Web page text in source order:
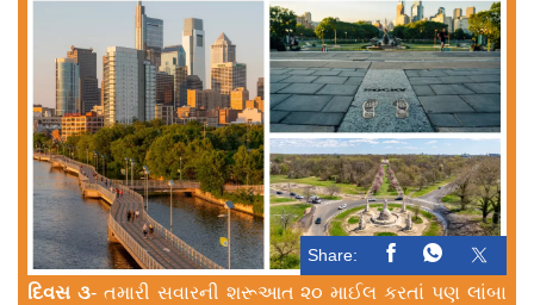
Share:
દિવસ ૩- તમારી સવારની શરૂઆત ૨૦ માઈલ કરતાં પણ લાંબા